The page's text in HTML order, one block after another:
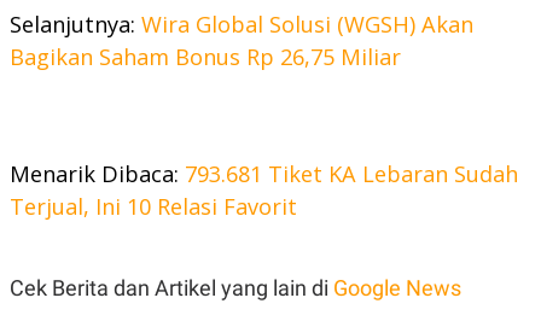
A
E
E
S
L
N
N
K
N
A
Selanjutnya: Wira Global Solusi (WGSH) Akan
Bagikan Saham Bonus Rp 26,75 Miliar
Menarik Dibaca: 793.681 Tiket KA Lebaran Sudah
Terjual, Ini 10 Relasi Favorit
Cek Berita dan Artikel yang lain di Google News